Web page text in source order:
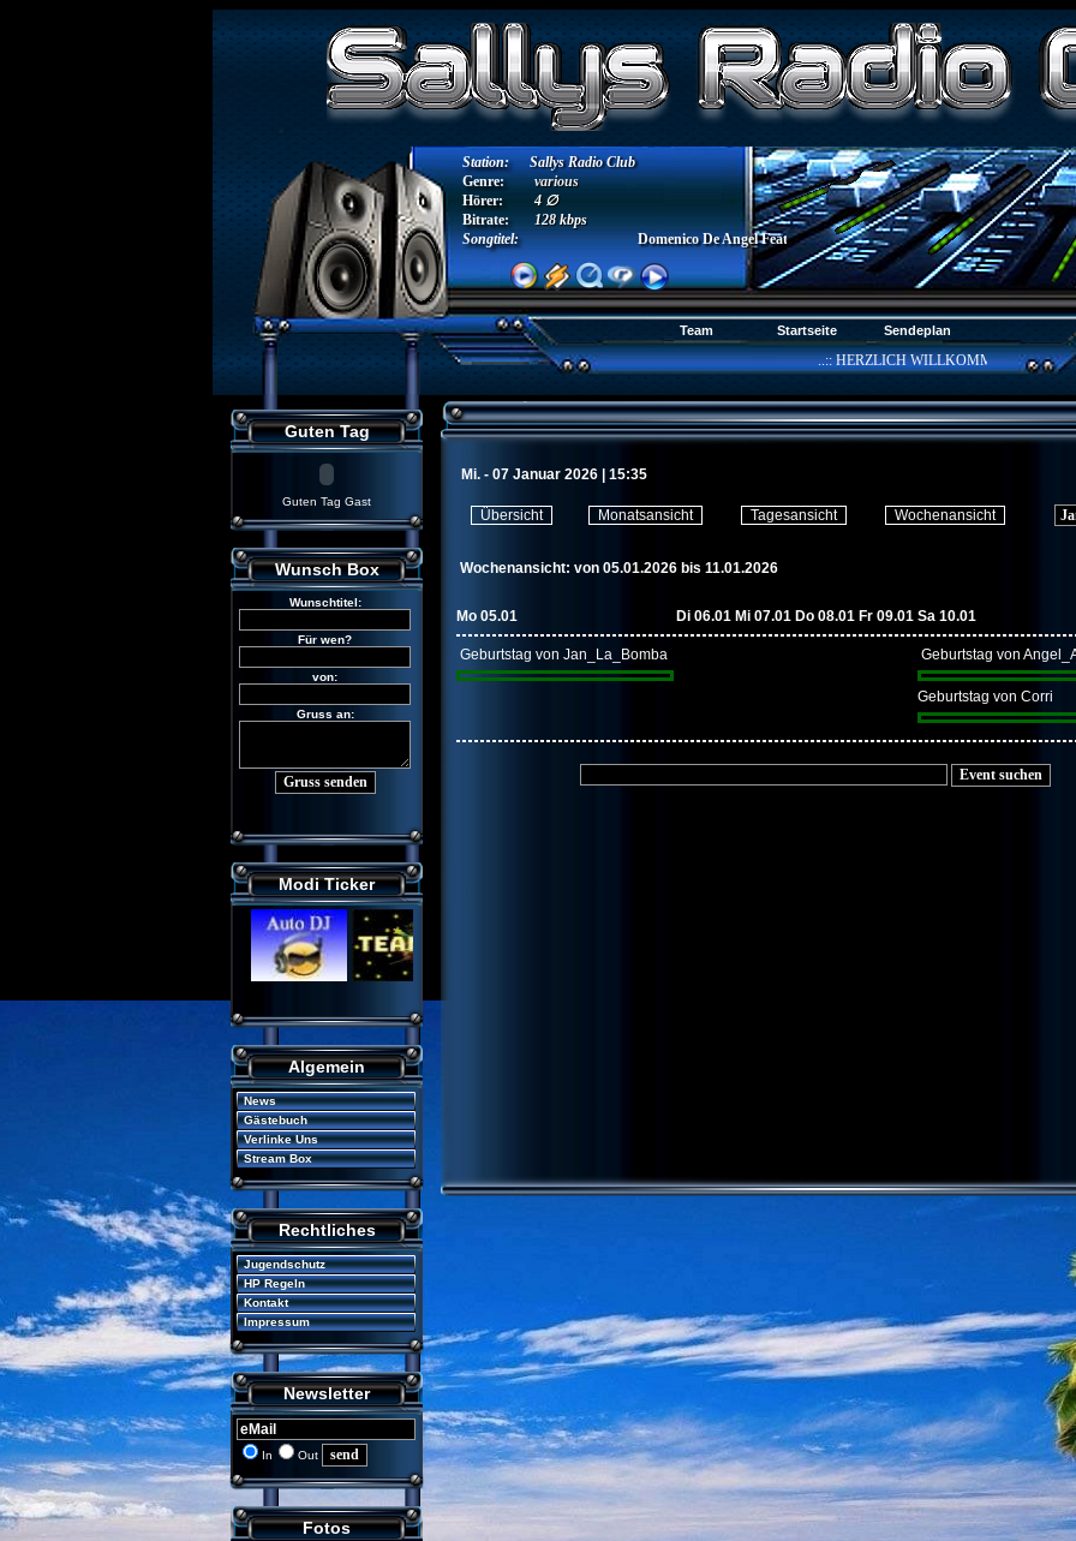
Station: Sallys Radio Club
Songtitel: Domenico De Angel Feat. Andrea Tiamo - Du Nur Du
Hörer:
4 ∅
Bitrate:
128 kbps
Genre: various
Team Startseite Sendeplan
..:: HERZLICH WILLKOMMEN AUF DER
Guten Tag
Guten Tag Gast
Wunsch Box
Modi Ticker
Algemein
News
Gästebuch
Verlinke Uns
Stream Box
Rechtliches
Jugendschutz
HP Regeln
Kontakt
Impressum
Newsletter
In Out
Fotos
Mi. - 07 Januar 2026 | 15:35
Übersicht Monatsansicht Tagesansicht Wochenansicht
Wochenansicht: von 05.01.2026 bis 11.01.2026
Mo 05.01 Di 06.01 Mi 07.01 Do 08.01 Fr 09.01 Sa 10.01
Geburtstag von Jan_La_Bomba Geburtstag von
Geburtstag von Corri